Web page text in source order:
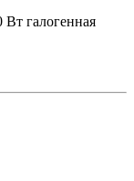
галогенная